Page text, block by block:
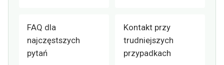
FAQ dla
najczęstszych
pytań
Kontakt przy
trudniejszych
przypadkach